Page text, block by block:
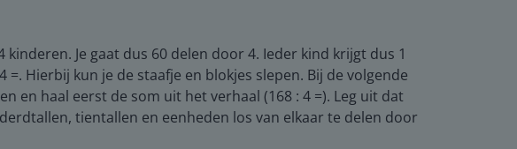
Je gaat dus 60 delen door 4. Ieder kind krijgt dus 1
=. Hierbij kun je de staafje en blokjes slepen. Bij de volgende
en haal eerst de som uit het verhaal (168 : 4 =). Leg uit dat
tientallen en eenheden los van elkaar te delen door